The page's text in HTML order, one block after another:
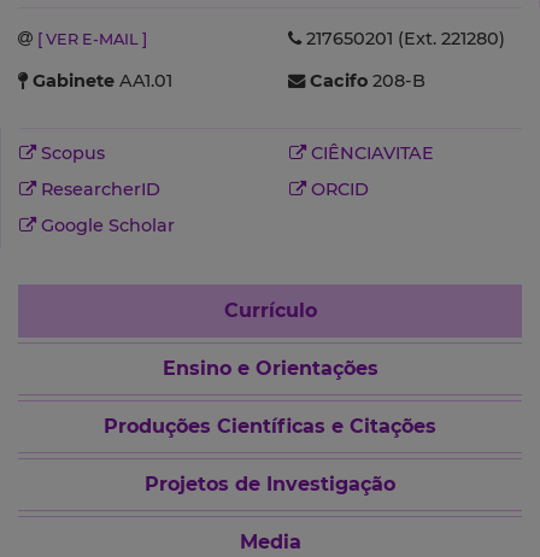
[ VER E-MAIL ]
217650201 (Ext. 221280)
Gabinete AA1.01 Cacifo 208-B
Scopus
CIÊNCIAVITAE
ResearcherID
ORCID
Google Scholar
Currículo
Ensino e Orientações
Produções Científicas e Citações
Projetos de Investigação
Media